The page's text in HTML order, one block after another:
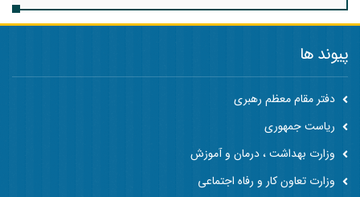
پیوند ها
دفتر مقام معظم رهبری
ریاست جمهوری
وزارت بهداشت ، درمان و آموزش
وزارت تعاون کار و رفاه اجتماعی